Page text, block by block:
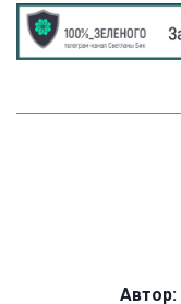
Автор: